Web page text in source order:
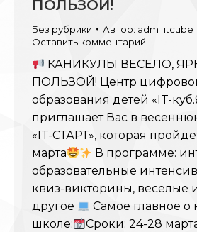
ПОЛЬЗОЙ!
Без рубрики Автор: adm_itcube
Оставить комментарий
КАНИКУЛЫ ВЕСЕЛО,
ПОЛЬЗОЙ! Центр
образования детей «IT-
приглашает Вас в
«IT-СТАРТ», которая
марта
В программе:
образовательные
квиз-викторины, веселые
другое
Самое главное
школе:
Сроки: 24-28